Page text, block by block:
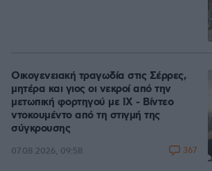
Οικογενειακή τραγωδία στις Σέρρες,
μητέρα και γιος οι νεκροί από την
μετωπική φορτηγού με ΙΧ - Βίντεο
ντοκουμέντο από τη στιγμή της
σύγκρουσης
07.08.2026, 09:58 367